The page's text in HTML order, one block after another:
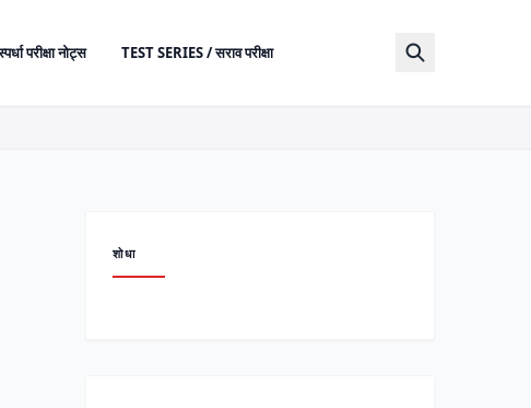
परीक्षा नोट्स TEST SERIES / सराव परीक्षा
शोधा